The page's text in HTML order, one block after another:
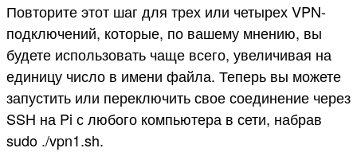
Повторите этот шаг для трех или четырех VPN-
подключений, которые, по вашему мнению, вы
будете использовать чаще всего, увеличивая на
единицу число в имени файла. Теперь вы можете
запустить или переключить свое соединение через
SSH на Pi с любого компьютера в сети, набрав
sudo ./vpn1.sh.